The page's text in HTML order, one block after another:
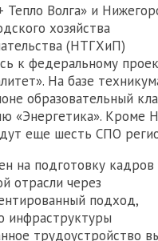
Тепло Волга» и
хозяйства
(НТГХиП)
к федеральному
На базе
образовательный
«Энергетика». Кроме
еще шесть СПО
на подготовку кадров
отрасли через
подход,
инфраструктуры
трудоустройство